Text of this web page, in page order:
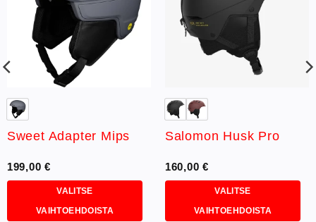
Sweet Adapter Mips
199,00€
VALITSE
VAIHTOEHDOISTA
Salomon Husk Pro
160,00€
VALITSE
VAIHTOEHDOISTA